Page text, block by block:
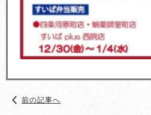
前の記事へ